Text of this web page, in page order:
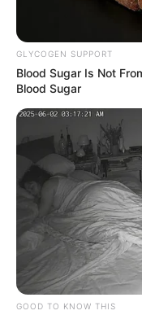
GLYCOGEN SUPPORT
Blood Sugar Is Not
Blood Sugar
GOOD TO KNOW THIS